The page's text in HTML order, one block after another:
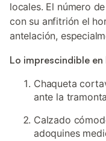
locales. El número
con su anfitrión el
antelación,
Lo imprescindible en
Chaqueta
ante la
Calzado
adoquines